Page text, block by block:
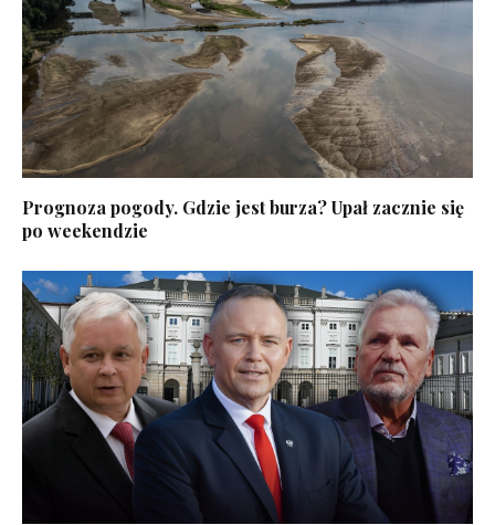
Prognoza pogody. Gdzie jest burza? Upał zacznie się
po weekendzie